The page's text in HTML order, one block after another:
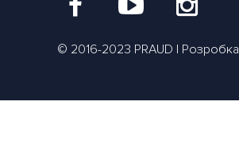
© 2016-2023 PRAUD | Розробка